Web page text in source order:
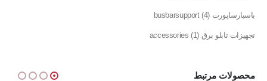
باسبارساپورت busbarsupport 4
تجهیزات تابلو برق accessories 1
محصولات مرتبط